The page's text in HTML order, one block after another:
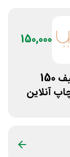
150,000
کد تخفیف 150
آنلاین